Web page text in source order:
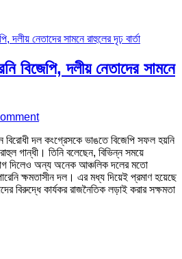
বিজেপি, দলীয় নেতাদের সামনে
বিরোধী দল কংগ্রেসকে ভাঙতে বিজেপি সফল হয়নি
গান্ধী। তিনি বলেছেন, বিভিন্ন সময়ে
দিলেও অন্য অনেক আঞ্চলিক দলের মতো
ক্ষমতাসীন দল। এর মধ্য দিয়েই প্রমাণ হয়েছে
বিরুদ্ধে কার্যকর রাজনৈতিক লড়াই করার সক্ষমতা